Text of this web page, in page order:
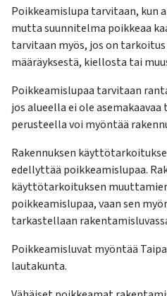
Poikkeamislupa tarvitaan, kun
mutta suunnitelma poikkeaa
tarvitaan myös, jos on
määräyksestä, kiellosta tai
Poikkeamislupaa tarvitaan
jos alueella ei ole asemakaavaa
perusteella voi myöntää
Rakennuksen
edellyttää poikkeamislupaa.
käyttötarkoituksen
poikkeamislupaa, vaan sen
tarkastellaan
Poikkeamisluvat myöntää
lautakunta.